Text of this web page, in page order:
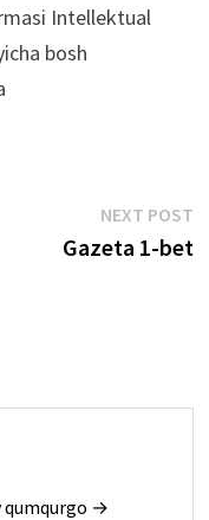
Intellektual
bosh
NEXT POST
Gazeta 1-bet
qumqurgo →